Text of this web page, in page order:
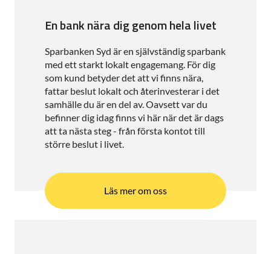
En bank nära dig genom hela livet
Sparbanken Syd är en självständig sparbank
med ett starkt lokalt engagemang. För dig
som kund betyder det att vi finns nära,
fattar beslut lokalt och återinvesterar i det
samhälle du är en del av. Oavsett var du
befinner dig idag finns vi här när det är dags
att ta nästa steg - från första kontot till
större beslut i livet.
Läs mer om oss